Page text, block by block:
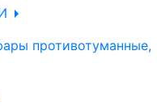
противотуманные,